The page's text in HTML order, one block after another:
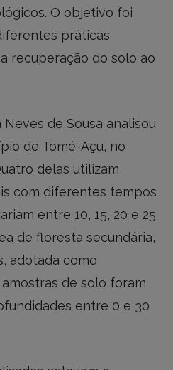
O objetivo foi
práticas
recuperação do solo ao
de Sousa analisou
de Tomé-Açu, no
delas utilizam
com diferentes tempos
entre 10, 15, 20 e 25
de floresta secundária,
adotada como
de solo foram
entre 0 e 30